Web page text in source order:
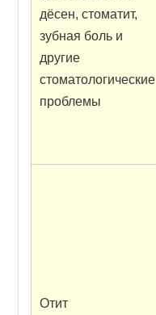
дёсен, стоматит,
зубная боль и
другие
стоматологические
проблемы
Отит